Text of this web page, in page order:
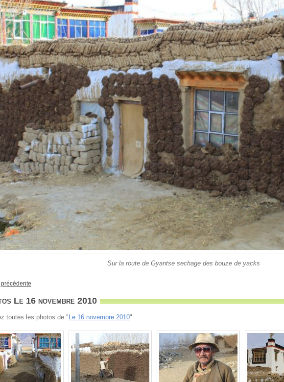
Sur la route de Gyantse sechage des bouze de yacks
précédente
Le 16 novembre 2010
toutes les photos de "Le 16 novembre 2010"